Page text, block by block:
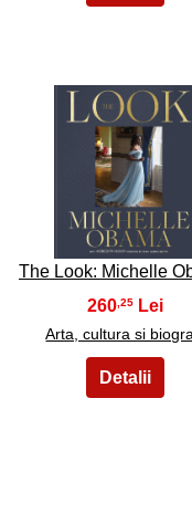
25
The Look: Michelle
260,25
Arta, cultura si